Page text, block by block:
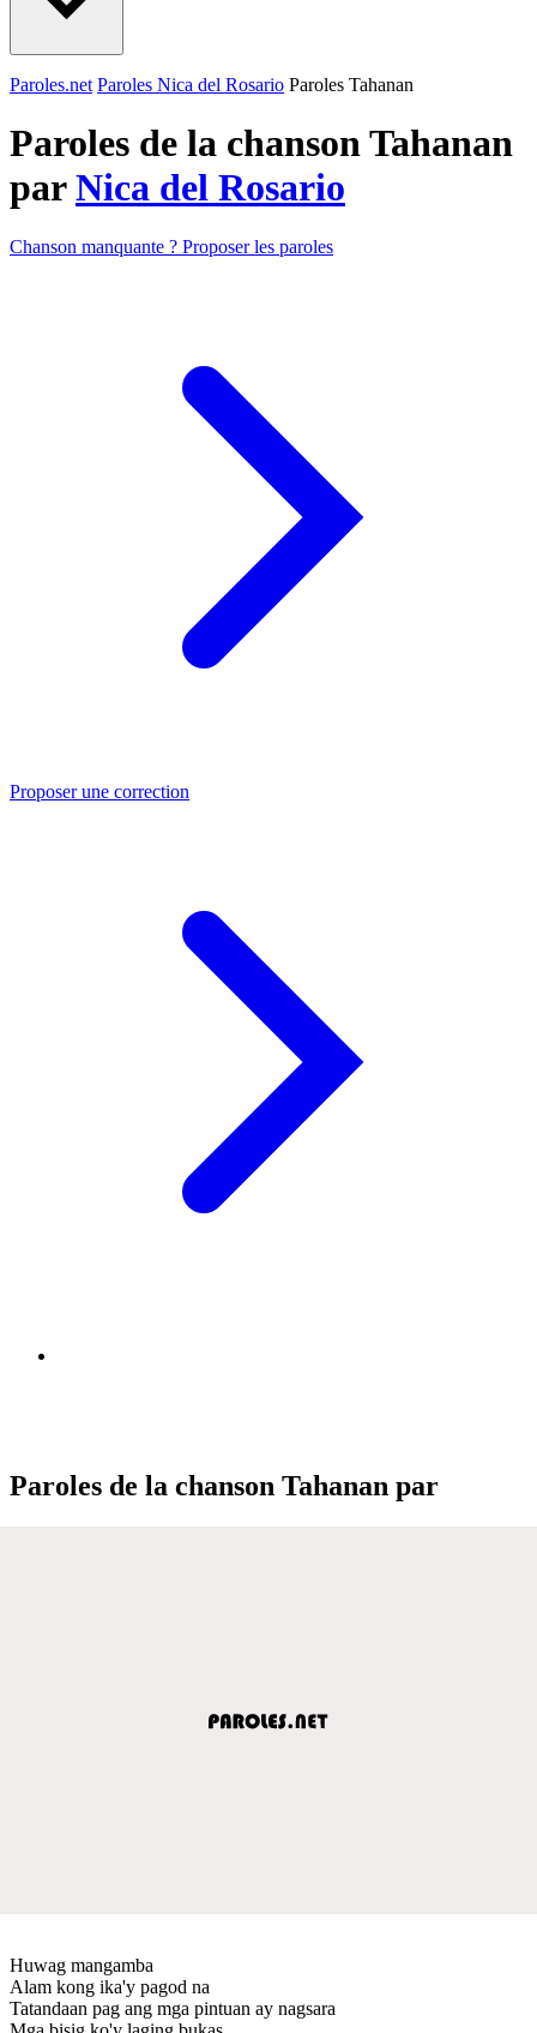
Paroles.net Paroles Nica del Rosario Paroles Tahanan
Paroles de la chanson Tahanan
parNica del Rosario
Chanson manquante ? Proposer les paroles
Proposer une correction
Paroles de la chanson Tahanan par
Huwag mangamba
Alam kong ika'y pagod na
Tatandaan pag ang mga pintuan ay nagsara